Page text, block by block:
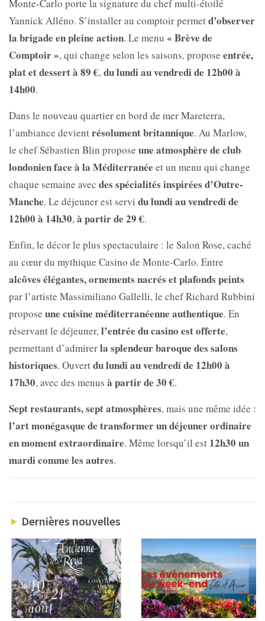
Monte-Carlo porte la signature du chef multi-étoilé
Yannick Alléno. S’installer au comptoir permetd’observer
la brigade en pleine action. Le menu « Brève de
Comptoir », qui change selon les saisons, propose entrée,
plat et dessert à 89 €, du lundi au vendredi de 12h00 à
14h00.
Dans le nouveau quartier en bord de merMareterra,
l’ambiance devientrésolument britannique. Au Marlow,
le chefSébastien Blin propose une atmosphère de club
londonien face à la Méditerranée et un menu qui change
chaque semaine avec des spécialités inspirées d’Outre-
Manche. Le déjeuner est servi du lundi au vendredi de
12h00 à 14h30, à partir de 29 €.
Enfin, le décor le plus spectaculaire : le Salon Rose, caché
au cœur du mythique Casino de Monte-Carlo. Entre
alcôves élégantes, ornements nacrés et plafonds peints
par l’artiste Massimiliano Gallelli, le chefRichard Rubbini
propose une cuisine méditerranéenne authentique. En
réservant le déjeuner, l’entrée du casino est offerte,
permettant d’admirerla splendeur baroque des salons
historiques. Ouvertdu lundi au vendredi de 12h00 à
17h30, avec des menus à partir de 30 €.
Sept restaurants, sept atmosphères, mais une même idée :
l’art monégasque de transformer un déjeuner ordinaire
en moment extraordinaire. Même lorsqu’il est 12h30 un
mardi comme les autres.
Dernières nouvelles